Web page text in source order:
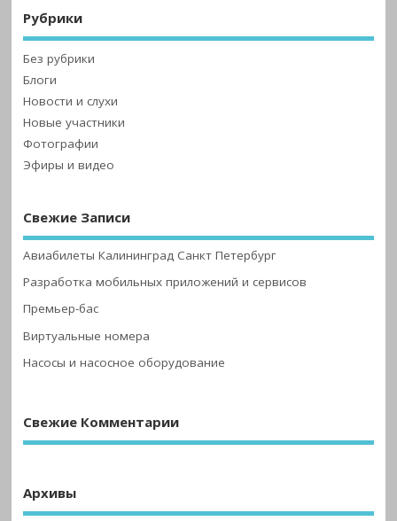
Рубрики
Без рубрики
Блоги
Новости и слухи
Новые участники
Фотографии
Эфиры и видео
Свежие Записи
Авиабилеты Калининград Санкт Петербург
Разработка мобильных приложений и сервисов
Премьер-бас
Виртуальные номера
Насосы и насосное оборудование
Свежие Комментарии
Архивы